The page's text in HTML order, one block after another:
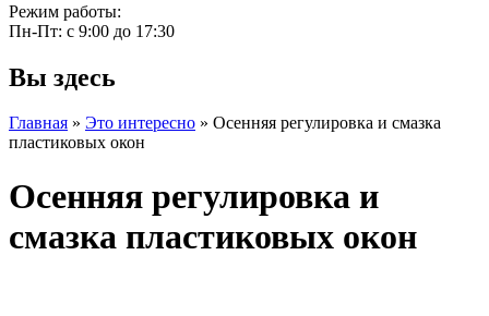
Режим работы:
Пн-Пт: с 9:00 до 17:30
Вы здесь
Главная » Это интересно » Осенняя регулировка и смазка
пластиковых окон
Осенняя регулировка и
смазка пластиковых окон